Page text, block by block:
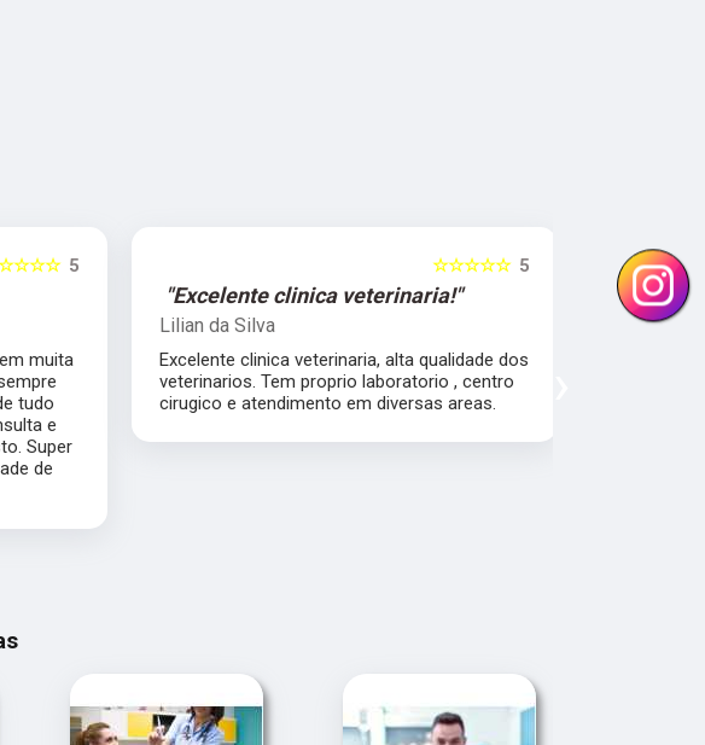
5
muita
tudo
e
Super
de
5
☆☆☆☆☆
"Excelente clinica veterinaria!"
Lilian da Silva
Excelente clinica veterinaria, alta qualidade dos
veterinarios. Tem proprio laboratorio , centro
cirugico e atendimento em diversas areas.
Damile